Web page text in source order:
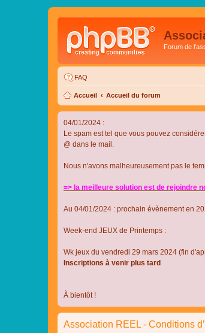
Forum de
FAQ
Accueil Accueil du forum
04/01/2024 :
Le spam est tel que vous pouvez
@ dans le mail.
Nous n'avons malheureusement pas le
=> la meilleure solution est de rejoindre
Au 04/01/2024 : prochain évènement en
Week-end JEUX de Printemps :
Wk jeux du vendredi 29 mars 2024 (fin
Inscriptions à venir plus tard
À bientôt !
Association REEL - Conditions